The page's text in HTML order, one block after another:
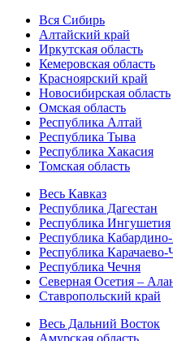
Вся Сибирь
Алтайский край
Иркутская область
Кемеровская область
Красноярский край
Новосибирская область
Омская область
Республика Алтай
Республика Тыва
Республика Хакасия
Томская область
Весь Кавказ
Республика Дагестан
Республика Ингушетия
Республика
Республика Карачаево-
Республика Чечня
Северная Осетия –
Ставропольский край
Весь Дальний Восток
Амурская область